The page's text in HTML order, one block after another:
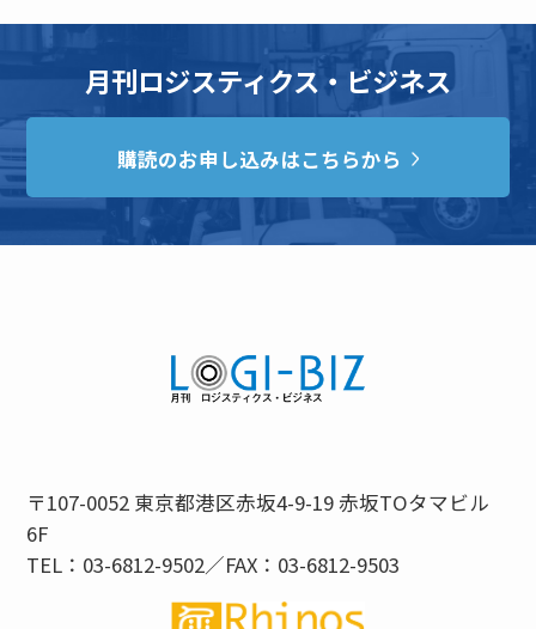
月刊ロジスティクス・ビジネス
購読のお申し込みはこちらから
〒107-0052 東京都港区赤坂4-9-19 赤坂TOタマビル
6F
TEL：03-6812-9502／FAX：03-6812-9503